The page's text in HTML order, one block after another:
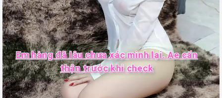
Em hàng đã lâu chưa xác minh lại. Ae cẩn
thận trước khi check